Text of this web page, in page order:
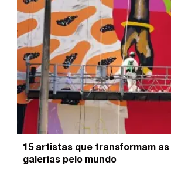
15 artistas que transformam as
galerias pelo mundo